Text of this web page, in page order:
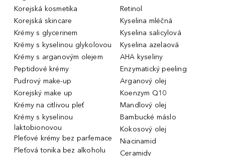
Korejská kosmetika
Korejská skincare
Krémy s glycerinem
Krémy s kyselinou glykolovou
Krémy s arganovým olejem
Peptidové krémy
Pudrový make-up
Korejský make up
Krémy na citlivou pleť
Krémy s kyselinou
laktobionovou
Pleťové krémy bez parfemace
Pleťová tonika bez alkoholu
Retinol
Kyselina mléčná
Kyselina salicylová
Kyselina azelaová
AHA kyseliny
Enzymatický peeling
Arganový olej
Koenzym Q10
Mandlový olej
Bambucké máslo
Kokosový olej
Niacinamid
Ceramidy